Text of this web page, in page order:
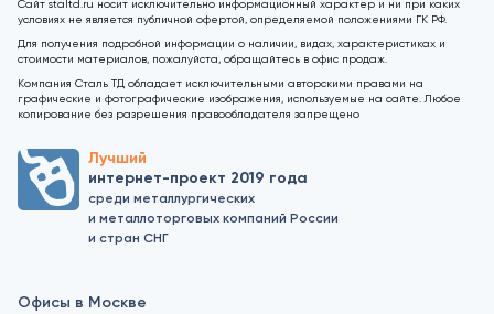
Сайт staltd.ru носит исключительно информационный характер и ни при каких
условиях не является публичной офертой, определяемой положениями ГК РФ.
Для получения подробной информации о наличии, видах, характеристиках и
стоимости материалов, пожалуйста, обращайтесь в офис продаж.
Компания Сталь ТД обладает исключительными авторскими правами на
графические и фотографические изображения, используемые на сайте. Любое
копирование без разрешения правообладателя запрещено
Лучший
интернет-проект 2019 года
среди металлургических
и металлоторговых компаний России
и стран СНГ
Офисы в Москве